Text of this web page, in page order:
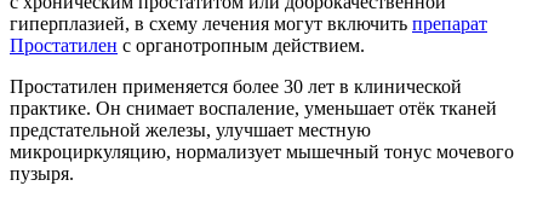
гиперплазией, в схему лечения могут включить препарат
Простатилен с органотропным действием.
Простатилен применяется более 30 лет в клинической
практике. Он снимает воспаление, уменьшает отёк тканей
предстательной железы, улучшает местную
микроциркуляцию, нормализует мышечный тонус мочевого
пузыря.